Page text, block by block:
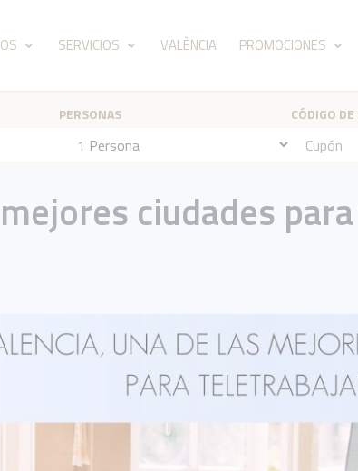
SERVICIOS VALÈNCIA PROMOCIONES
ciudades
PERSONAS CÓDIGO